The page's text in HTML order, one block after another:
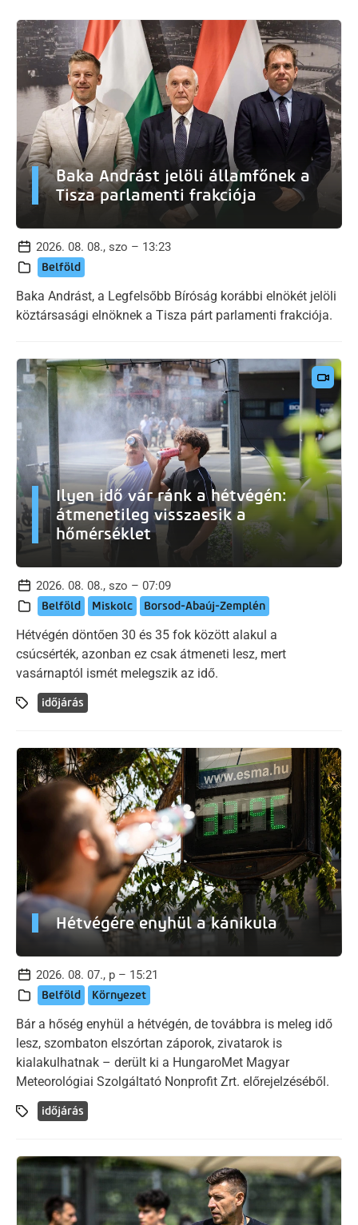
Baka Andrást jelöli államfőnek a
Tisza parlamenti frakciója
2026. 08. 08., szo – 13:23
Belföld
Baka Andrást, a Legfelsőbb Bíróság korábbi elnökét jelöli
köztársasági elnöknek a Tisza párt parlamenti frakciója.
Ilyen idő vár ránk a hétvégén:
átmenetileg visszaesik a
hőmérséklet
2026. 08. 08., szo – 07:09
Belföld Miskolc Borsod-Abaúj-Zemplén
Hétvégén döntően 30 és 35 fok között alakul a
csúcsérték, azonban ez csak átmeneti lesz, mert
vasárnaptól ismét melegszik az idő.
időjárás
Hétvégére enyhül a kánikula
2026. 08. 07., p – 15:21
Belföld Környezet
Bár a hőség enyhül a hétvégén, de továbbra is meleg idő
lesz, szombaton elszórtan záporok, zivatarok is
kialakulhatnak – derült ki a HungaroMet Magyar
Meteorológiai Szolgáltató Nonprofit Zrt. előrejelzéséből.
időjárás